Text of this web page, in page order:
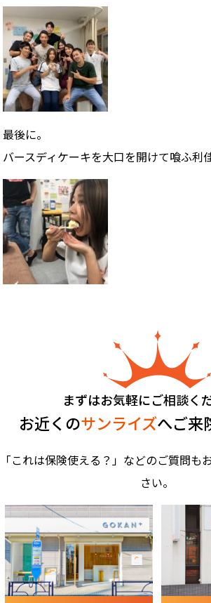
最後に。
バースディケーキを大口を開けて喰ふ利
まずはお気軽にご相談く
お近くのサンライズへご来
「これは保険使える？」などのご質問も
さい。